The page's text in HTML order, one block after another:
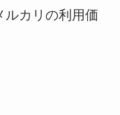
ルカリの利用価